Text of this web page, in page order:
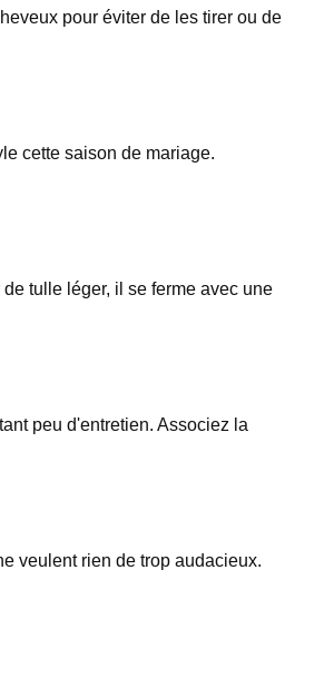
pour éviter de les tirer ou de
cette saison de mariage.
tulle léger, il se ferme avec une
peu d'entretien. Associez la
veulent rien de trop audacieux.